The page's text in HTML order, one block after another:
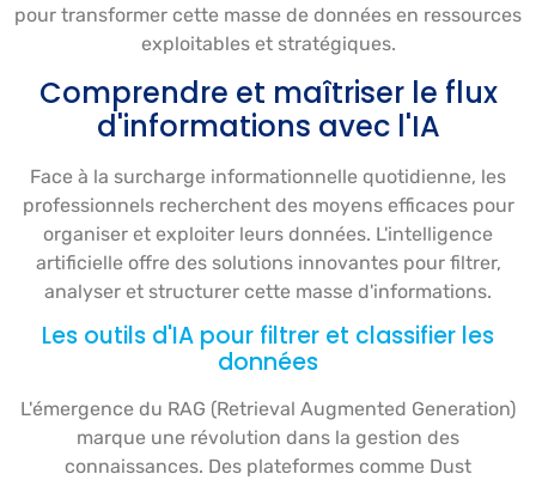
pour transformer cette masse de données en ressources
exploitables et stratégiques.
Comprendre et maîtriser le flux
d'informations avec l'IA
Face à la surcharge informationnelle quotidienne, les
professionnels recherchent des moyens efficaces pour
organiser et exploiter leurs données. L'intelligence
artificielle offre des solutions innovantes pour filtrer,
analyser et structurer cette masse d'informations.
Les outils d'IA pour filtrer et classifier les
données
L'émergence du RAG (Retrieval Augmented Generation)
marque une révolution dans la gestion des
connaissances. Des plateformes comme Dust